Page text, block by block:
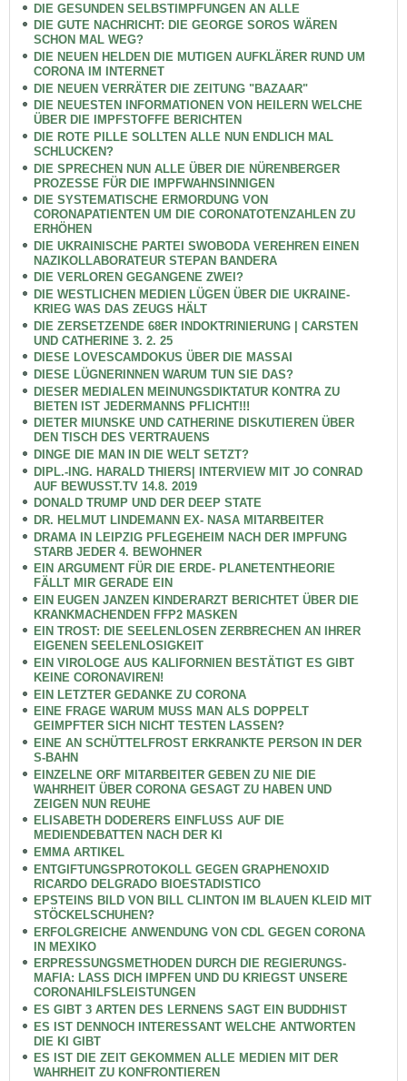
DIE GESUNDEN SELBSTIMPFUNGEN AN ALLE
DIE GUTE NACHRICHT: DIE GEORGE SOROS WÄREN
SCHON MAL WEG?
DIE NEUEN HELDEN DIE MUTIGEN AUFKLÄRER RUND UM
CORONA IM INTERNET
DIE NEUEN VERRÄTER DIE ZEITUNG "BAZAAR"
DIE NEUESTEN INFORMATIONEN VON HEILERN WELCHE
ÜBER DIE IMPFSTOFFE BERICHTEN
DIE ROTE PILLE SOLLTEN ALLE NUN ENDLICH MAL
SCHLUCKEN?
DIE SPRECHEN NUN ALLE ÜBER DIE NÜRENBERGER
PROZESSE FÜR DIE IMPFWAHNSINNIGEN
DIE SYSTEMATISCHE ERMORDUNG VON
CORONAPATIENTEN UM DIE CORONATOTENZAHLEN ZU
ERHÖHEN
DIE UKRAINISCHE PARTEI SWOBODA VEREHREN EINEN
NAZIKOLLABORATEUR STEPAN BANDERA
DIE VERLOREN GEGANGENE ZWEI?
DIE WESTLICHEN MEDIEN LÜGEN ÜBER DIE UKRAINE-
KRIEG WAS DAS ZEUGS HÄLT
DIE ZERSETZENDE 68ER INDOKTRINIERUNG | CARSTEN
UND CATHERINE 3. 2. 25
DIESE LOVESCAMDOKUS ÜBER DIE MASSAI
DIESE LÜGNERINNEN WARUM TUN SIE DAS?
DIESER MEDIALEN MEINUNGSDIKTATUR KONTRA ZU
BIETEN IST JEDERMANNS PFLICHT!!!
DIETER MIUNSKE UND CATHERINE DISKUTIEREN ÜBER
DEN TISCH DES VERTRAUENS
DINGE DIE MAN IN DIE WELT SETZT?
DIPL.-ING. HARALD THIERS| INTERVIEW MIT JO CONRAD
AUF BEWUSST.TV 14.8. 2019
DONALD TRUMP UND DER DEEP STATE
DR. HELMUT LINDEMANN EX- NASA MITARBEITER
DRAMA IN LEIPZIG PFLEGEHEIM NACH DER IMPFUNG
STARB JEDER 4. BEWOHNER
EIN ARGUMENT FÜR DIE ERDE- PLANETENTHEORIE
FÄLLT MIR GERADE EIN
EIN EUGEN JANZEN KINDERARZT BERICHTET ÜBER DIE
KRANKMACHENDEN FFP2 MASKEN
EIN TROST: DIE SEELENLOSEN ZERBRECHEN AN IHRER
EIGENEN SEELENLOSIGKEIT
EIN VIROLOGE AUS KALIFORNIEN BESTÄTIGT ES GIBT
KEINE CORONAVIREN!
EIN LETZTER GEDANKE ZU CORONA
EINE FRAGE WARUM MUSS MAN ALS DOPPELT
GEIMPFTER SICH NICHT TESTEN LASSEN?
EINE AN SCHÜTTELFROST ERKRANKTE PERSON IN DER
S-BAHN
EINZELNE ORF MITARBEITER GEBEN ZU NIE DIE
WAHRHEIT ÜBER CORONA GESAGT ZU HABEN UND
ZEIGEN NUN REUHE
ELISABETH DODERERS EINFLUSS AUF DIE
MEDIENDEBATTEN NACH DER KI
EMMA ARTIKEL
ENTGIFTUNGSPROTOKOLL GEGEN GRAPHENOXID
RICARDO DELGRADO BIOESTADISTICO
EPSTEINS BILD VON BILL CLINTON IM BLAUEN KLEID MIT
STÖCKELSCHUHEN?
ERFOLGREICHE ANWENDUNG VON CDL GEGEN CORONA
IN MEXIKO
ERPRESSUNGSMETHODEN DURCH DIE REGIERUNGS-
MAFIA: LASS DICH IMPFEN UND DU KRIEGST UNSERE
CORONAHILFSLEISTUNGEN
ES GIBT 3 ARTEN DES LERNENS SAGT EIN BUDDHIST
ES IST DENNOCH INTERESSANT WELCHE ANTWORTEN
DIE KI GIBT
ES IST DIE ZEIT GEKOMMEN ALLE MEDIEN MIT DER
WAHRHEIT ZU KONFRONTIEREN